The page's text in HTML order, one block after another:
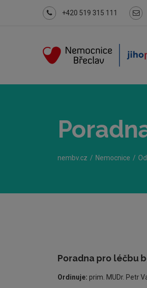
+420 519 315 111
nembv.cz Nemocnice
Poradna pro léčbu
Ordinuje: prim. MUDr. Petr